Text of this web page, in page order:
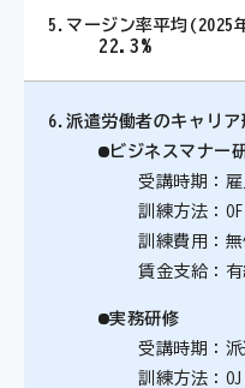
5. マージン率平均(2025
22.3%
6.派遣労働者のキャリ
ビジネスマナー
受講時期：
訓練方法：
訓練費用：無
賃金支給：有
実務研修
受講時期：派
訓練方法：